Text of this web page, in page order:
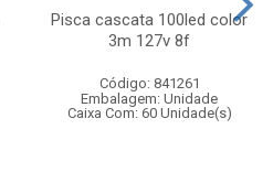
Pisca cascata 100led color
3m 127v 8f
Código: 841261
Embalagem: Unidade
Caixa Com: 60 Unidade(s)